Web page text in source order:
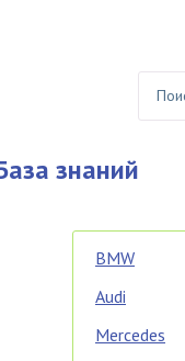
знаний
BMW
Audi
Mercedes